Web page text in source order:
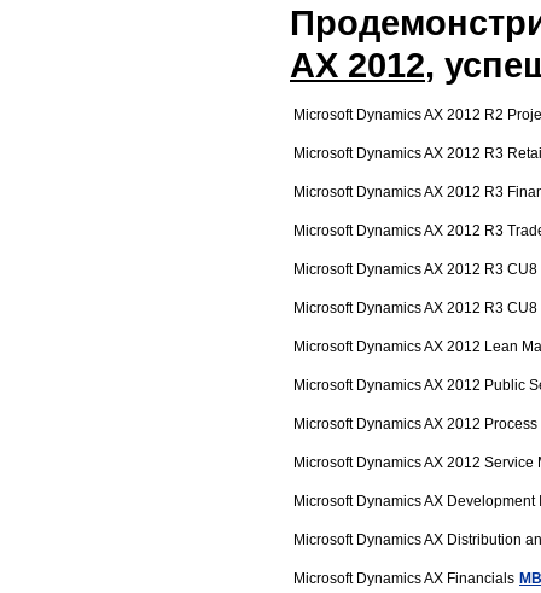
AX 2012,
Microsoft Dynamics AX 2012 R2
Microsoft Dynamics AX 2012 R3
Microsoft Dynamics AX 2012 R3
Microsoft Dynamics AX 2012 R3
Microsoft Dynamics AX 2012 R3
Microsoft Dynamics AX 2012 R3
Microsoft Dynamics AX 2012 Lean
Microsoft Dynamics AX 2012 Public
Microsoft Dynamics AX 2012
Microsoft Dynamics AX 2012 Service
Microsoft Dynamics AX Development
Microsoft Dynamics AX Distribution
Microsoft Dynamics AX Financials